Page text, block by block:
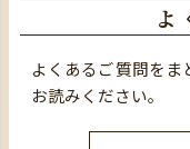
よ
よくあるご質問をま
お読みください。